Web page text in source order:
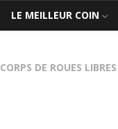
LE MEILLEUR COIN
CORPS DE ROUES LIBRES